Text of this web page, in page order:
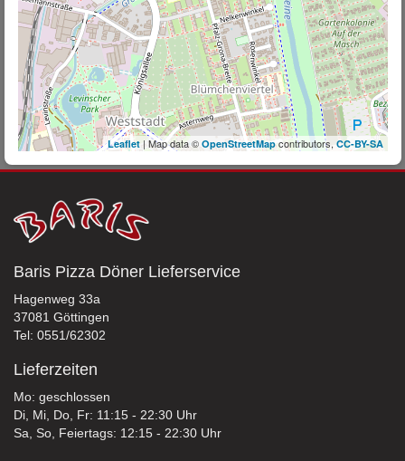
Leaflet| Map data © OpenStreetMapcontributors, CC-BY-SA
Baris Pizza Döner Lieferservice
Hagenweg 33a
37081 Göttingen
Tel: 0551/62302
Lieferzeiten
Mo: geschlossen
Di, Mi, Do, Fr: 11:15 - 22:30 Uhr
Sa, So, Feiertags: 12:15 - 22:30 Uhr